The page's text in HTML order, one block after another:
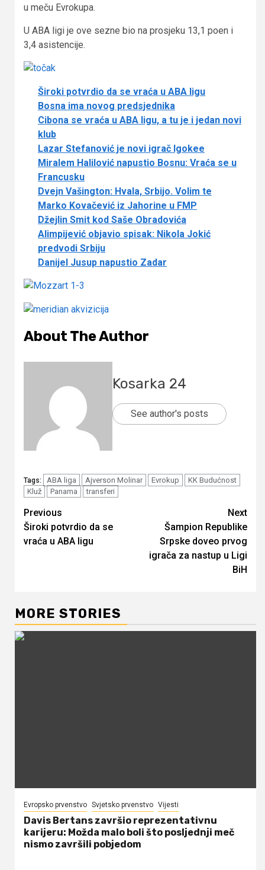
u meču Evrokupa.
U ABA ligi je ove sezne bio na prosjeku 13,1 poen i
3,4 asistencije.
Široki potvrdio da se vraća u ABA ligu
Bosna ima novog predsjednika
Cibona se vraća u ABA ligu, a tu je i jedan novi
klub
Lazar Stefanović je novi igrač Igokee
Miralem Halilović napustio Bosnu: Vraća se u
Francusku
Dvejn Vašington: Hvala, Srbijo. Volim te
Marko Kovačević iz Jahorine u FMP
Džejlin Smit kod Saše Obradovića
Alimpijević objavio spisak: Nikola Jokić
predvodi Srbiju
Danijel Jusup napustio Zadar
About The Author
Kosarka 24
See author's posts
Tags: ABA liga Ajverson Molinar Evrokup
KK Budućnost
Kluž
Panama transferi
Continue
Reading
Previous
Široki potvrdio da se
vraća u ABA ligu
Next
Šampion Republike
Srpske doveo prvog
igrača za nastup u Ligi
BiH
MORE STORIES
Evropsko prvenstvo Svjetsko prvenstvo Vijesti
Davis Bertans završio reprezentativnu
karijeru: Možda malo boli što posljednji meč
nismo završili pobjedom